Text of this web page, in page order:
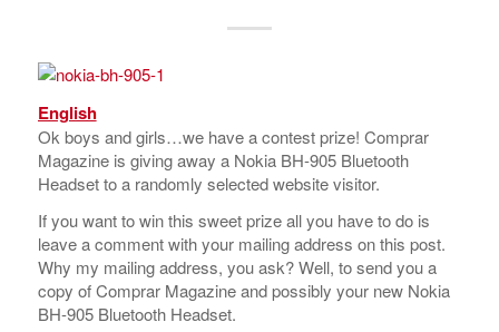
English
Ok boys and girls…we have a contest prize! Comprar
Magazine is giving away a Nokia BH-905 Bluetooth
Headset to a randomly selected website visitor.
If you want to win this sweet prize all you have to do is
leave a comment with your mailing address on this post.
Why my mailing address, you ask? Well, to send you a
copy of Comprar Magazine and possibly your new Nokia
BH-905 Bluetooth Headset.